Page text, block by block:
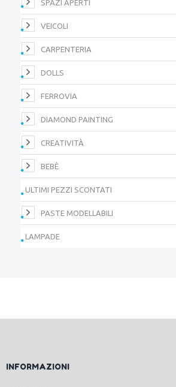
SPAZI APERTI
VEICOLI
CARPENTERIA
DOLLS
FERROVIA
DIAMOND PAINTING
CREATIVITÀ
BEBÈ
ULTIMI PEZZI SCONTATI
PASTE MODELLABILI
LAMPADE
INFORMAZIONI